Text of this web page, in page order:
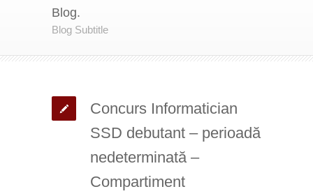
Blog.
Blog Subtitle
Concurs Informatician
SSD debutant – perioadă
nedeterminată –
Compartiment